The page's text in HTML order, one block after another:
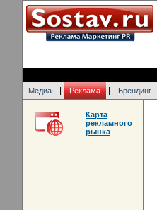
Медиа Реклама Брендинг
Карта
рекламного
рынка